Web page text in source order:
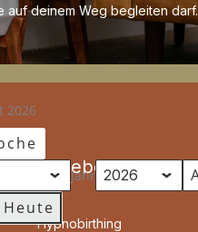
auf deinem Weg begleiten darf.
2026
Jahr
Heute
Angebote
Hypnobirthing